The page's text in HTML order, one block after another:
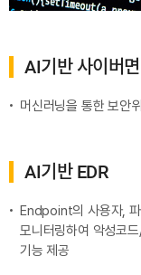
AI기반 사이버
머신러닝을 통한 보안
AI기반 EDR
Endpoint의 사용자,
모니터링하여 악성코
기능 제공